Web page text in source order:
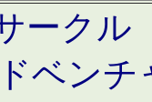
ークル
ベン